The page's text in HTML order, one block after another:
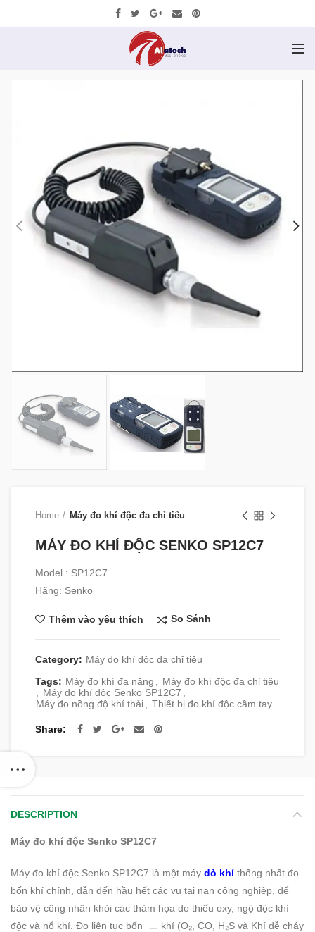
Home Máy đo khí độc đa chỉ tiêu
MÁY ĐO KHÍ ĐỘC SENKO SP12C7
Model : SP12C7
Hãng: Senko
Thêm vào yêu thích So Sánh
Category: Máy đo khí độc đa chỉ tiêu
Tags: Máy đo khí đa năng
Máy đo khí độc đa chỉ tiêu
Máy đo khí độc Senko SP12C7
Máy đo nồng độ khí thải
Thiết bị đo khí độc cầm tay
Share
DESCRIPTION
Máy đo khí độc Senko SP12C7
Máy đo khí độc Senko SP12C7 là một máy dò khíthống nhất đo
bốn khí chính, dẫn đến hầu hết các vụ tai nạn công nghiệp, để
bảo vệ công nhân khỏi các thảm họa do thiếu oxy, ngộ độc khí
độc và nổ khí. Đo liên tục bốn ㅡ khí (O₂, CO, H₂S và Khí dễ cháy